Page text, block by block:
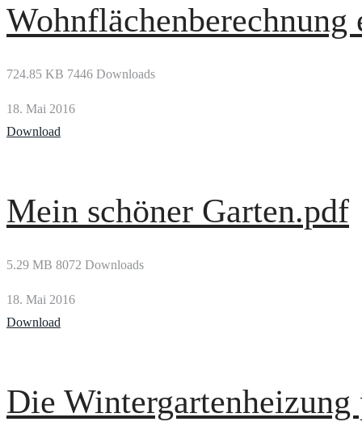
Wohnflächenberechnung
724.85 KB 7446 Downloads
18. Mai 2016
Download
Mein schöner Garten.pdf
5.29 MB 8072 Downloads
18. Mai 2016
Download
Die